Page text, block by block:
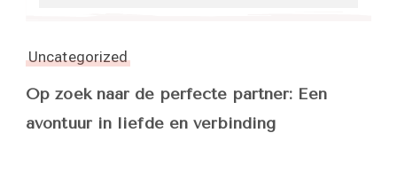
Uncategorized
Op zoek naar de perfecte partner: Een
avontuur in liefde en verbinding